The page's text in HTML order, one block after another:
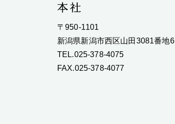
〒950-1101
新潟県新潟市西区山田3081番地6
TEL.025-378-4075
FAX.025-378-4077